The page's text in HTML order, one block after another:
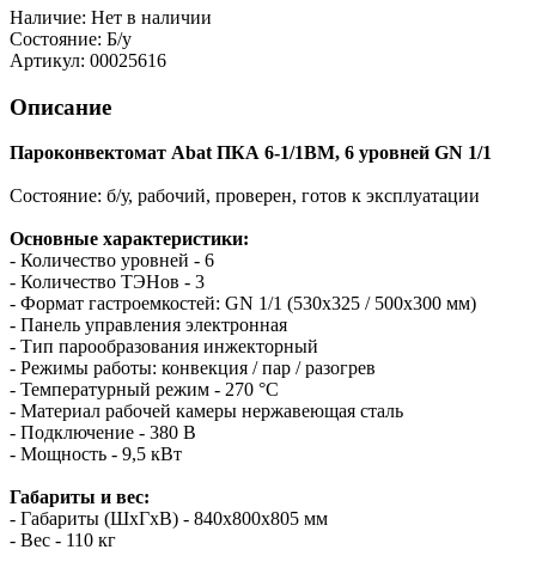
Наличие: Нет в наличии
Состояние: Б/у
Артикул: 00025616
Описание
Пароконвектомат Abat ПКА 6-1/1ВМ, 6 уровней GN 1/1
Состояние: б/у, рабочий, проверен, готов к эксплуатации
Основные характеристики:
- Количество уровней - 6
- Количество ТЭНов - 3
- Формат гастроемкостей: GN 1/1 (530x325 / 500x300 мм)
- Панель управления электронная
- Тип парообразования инжекторный
- Режимы работы: конвекция / пар / разогрев
- Температурный режим - 270 °C
- Материал рабочей камеры нержавеющая сталь
- Подключение - 380 В
- Мощность - 9,5 кВт
Габариты и вес:
- Габариты (ШхГхВ) - 840х800х805 мм
- Вес - 110 кг